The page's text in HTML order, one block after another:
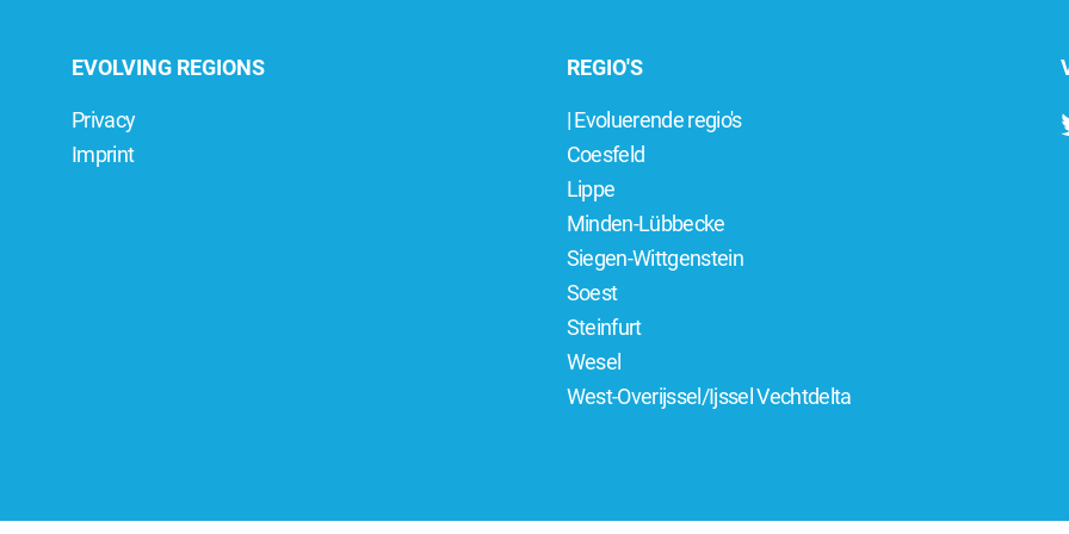
EVOLVING REGIONS
Privacy
Imprint
REGIO'S
| Evoluerende regio's
Coesfeld
Lippe
Minden-Lübbecke
Siegen-Wittgenstein
Soest
Steinfurt
Wesel
West-Overijssel/Ijssel Vechtdelta